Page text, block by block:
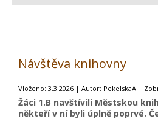
Návštěva knihovny
Vloženo: 3.3.2026 | Autor: PekelskaA |
Žáci 1.B navštívili Městskou
někteří v ní byli úplně poprvé.